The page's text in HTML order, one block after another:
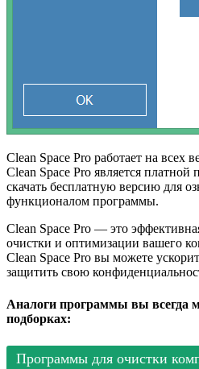
Clean Space Pro работает на всех
Clean Space Pro является
скачать бесплатную версию для
функционалом программы.
Clean Space Pro — это
очистки и оптимизации вашего
Clean Space Pro вы можете
защитить свою
Аналоги программы вы всегда
подборках:
Программы для очистки